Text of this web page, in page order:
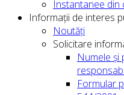
Instantanee din
Informații de interes
Noutăți
Solicitare
Numele și
Formular